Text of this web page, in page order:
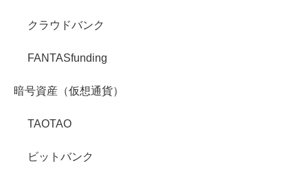
クラウドバンク
FANTASfunding
暗号資産（仮想通貨）
TAOTAO
ビットバンク